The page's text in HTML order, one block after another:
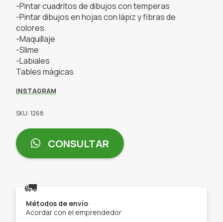
-Pintar cuadritos de dibujos con temperas
-Pintar dibujos en hojas con lápiz y fibras de
colores.
-Maquillaje
-Slime
-Labiales
Tables mágicas
INSTAGRAM
SKU: 1268
CONSULTAR
🚛
Métodos de envío
Acordar con el emprendedor